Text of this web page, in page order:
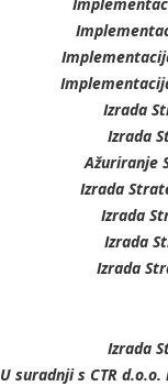
Izrada
Izrada
Ažuriranje
Izrada
Izrada
Izrada
Izrada
Izrada
U suradnji s CTR